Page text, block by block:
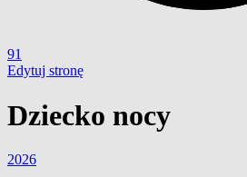
91
Edytuj stronę
Dziecko nocy
2026